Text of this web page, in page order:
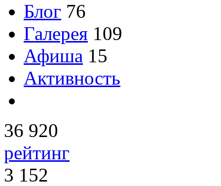
Блог 76
Галерея 109
Афиша 15
Активность
36 920
рейтинг
3 152